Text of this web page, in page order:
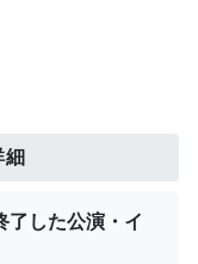
した公演・イ